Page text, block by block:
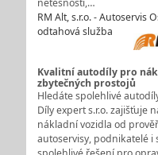
RM Alt, s.r.o. - Autoservis
odtahová služba